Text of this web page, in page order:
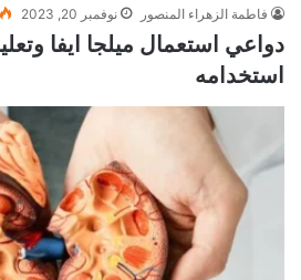
فاطمة الزهراء المنصور نوفمبر 20, 2023
دواعي استعمال ميلجا ايفا
استخدامه